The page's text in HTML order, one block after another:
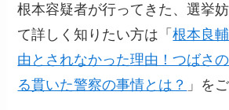
根本容疑者が行ってきた、選挙
て詳しく知りたい方は「根本良
由とされなかった理由！つばさ
る貫いた警察の事情とは？ 」を